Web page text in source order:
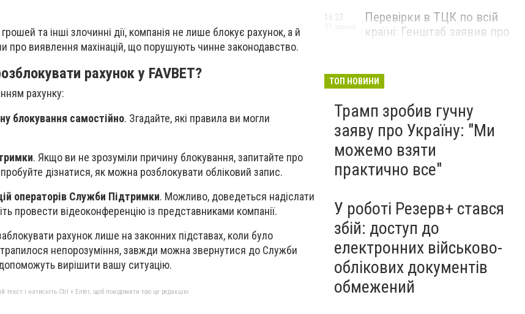
та інші злочинні дії, компанія не лише блокує рахунок, а й
про виявлення махінацій, що порушують чинне законодавство.
рахунок у FAVBET?
рахунку:
блокування самостійно. Згадайте, які правила ви могли
. Якщо ви не зрозуміли причину блокування, запитайте про
дізнатися, як можна розблокувати обліковий запис.
операторів Служби Підтримки. Можливо, доведеться надіслати
провести відеоконференцію із представниками компанії.
рахунок лише на законних підставах, коли було
непорозуміння, завжди можна звернутися до Служби
вирішити вашу ситуацію.
текст і натисніть Ctrl + Enter, щоб повідомити про це редакцію
Перевірки в ТЦК по всій
країні: Генштаб заявив про
16:23
ТОП НОВИНИ
Трамп зробив гучну
заяву про Україну: "Ми
можемо взяти
практично все"
У роботі Резерв+ стався
збій: доступ до
електронних військово-
облікових документів
обмежений